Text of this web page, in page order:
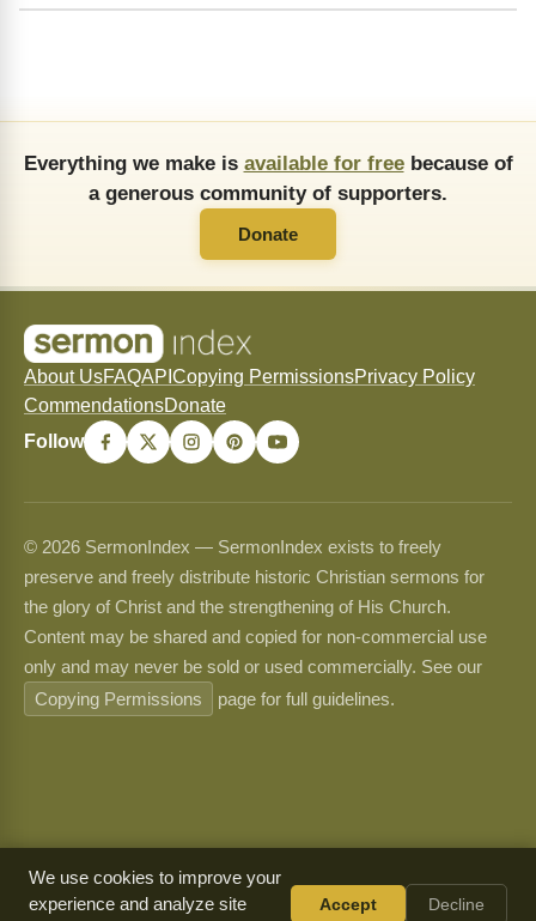
Everything we make is available for freebecause of
a generous community of supporters.
Donate
About UsFAQAPI Copying PermissionsPrivacy Policy
CommendationsDonate
Follow
© 2026 SermonIndex — SermonIndex exists to freely
preserve and freely distribute historic Christian sermons for
the glory of Christ and the strengthening of His Church.
Content may be shared and copied for non-commercial use
only and may never be sold or used commercially. See our
Copying Permissions
page for full guidelines.
We use cookies to improve your
experience and analyze site
Accept Decline